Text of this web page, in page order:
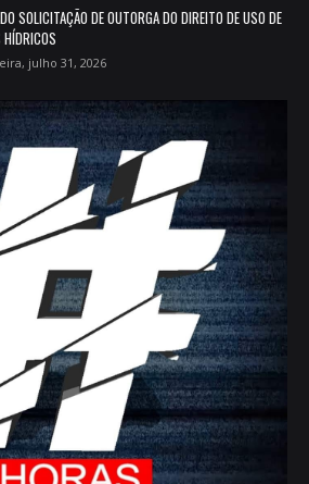
SOLICITAÇÃO DE OUTORGA DO DIREITO DE USO DE
julho 31, 2026